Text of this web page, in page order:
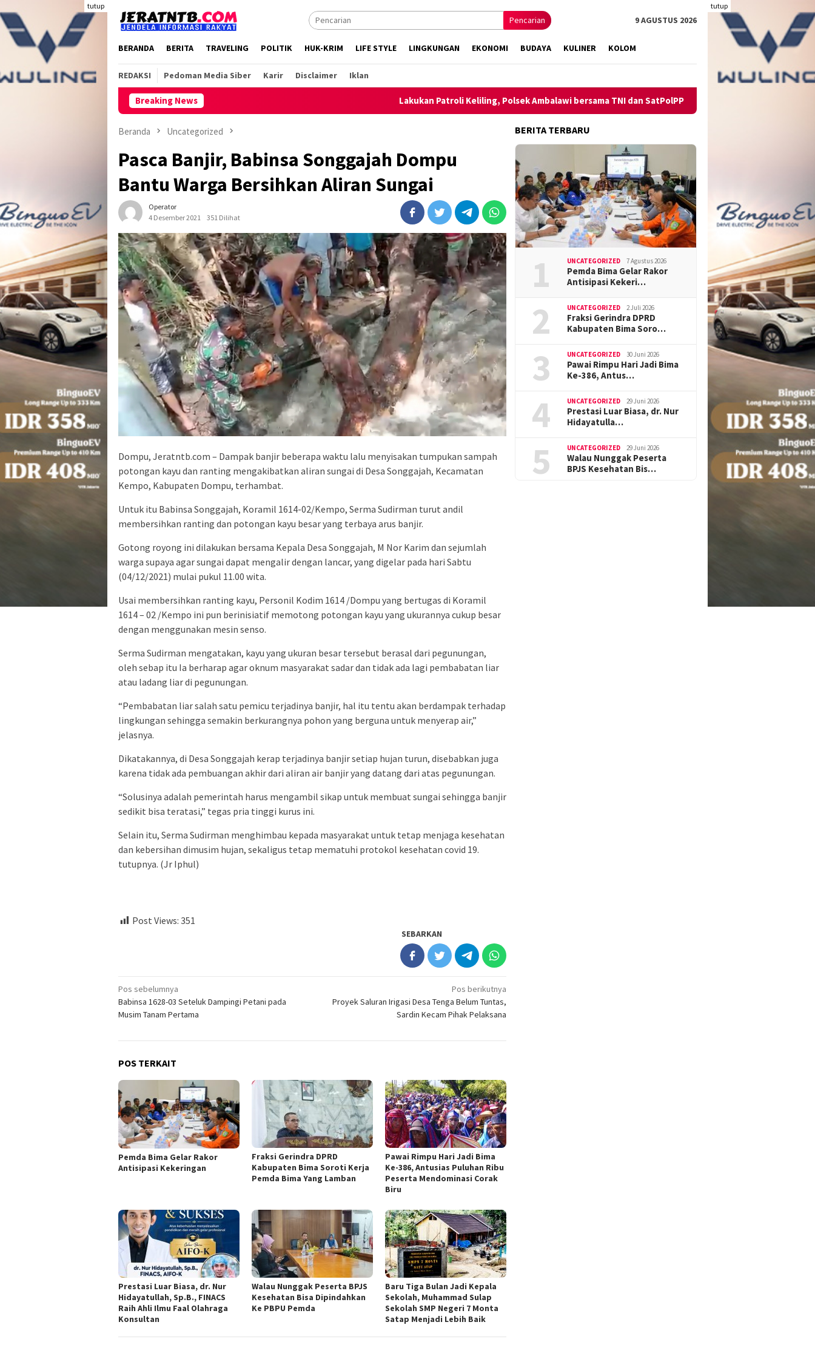
ke
konten
tutup tutup
Pencarian 9 AGUSTUS 2026
BERANDA BERITA TRAVELING POLITIK HUK-KRIM LIFE STYLE LINGKUNGAN EKONOMI BUDAYA KULINER KOLOM
REDAKSI Pedoman Media Siber Karir Disclaimer Iklan
Breaking News Lakukan Patroli Keliling, Polsek Ambalawi bersama TNI dan SatPolPP Sita Minuman Keras
Beranda Uncategorized
Pasca Banjir, Babinsa Songgajah Dompu
Bantu Warga Bersihkan Aliran Sungai
Operator
4 Desember 2021
351 Dilihat
Dompu, Jeratntb.com – Dampak banjir beberapa waktu lalu menyisakan tumpukan sampah
potongan kayu dan ranting mengakibatkan aliran sungai di Desa Songgajah, Kecamatan
Kempo, Kabupaten Dompu, terhambat.
Untuk itu Babinsa Songgajah, Koramil 1614-02/Kempo, Serma Sudirman turut andil
membersihkan ranting dan potongan kayu besar yang terbaya arus banjir.
Gotong royong ini dilakukan bersama Kepala Desa Songgajah, M Nor Karim dan sejumlah
warga supaya agar sungai dapat mengalir dengan lancar, yang digelar pada hari Sabtu
(04/12/2021) mulai pukul 11.00 wita.
Usai membersihkan ranting kayu, Personil Kodim 1614 /Dompu yang bertugas di Koramil
1614 – 02 /Kempo ini pun berinisiatif memotong potongan kayu yang ukurannya cukup besar
dengan menggunakan mesin senso.
Serma Sudirman mengatakan, kayu yang ukuran besar tersebut berasal dari pegunungan,
oleh sebap itu Ia berharap agar oknum masyarakat sadar dan tidak ada lagi pembabatan liar
atau ladang liar di pegunungan.
“Pembabatan liar salah satu pemicu terjadinya banjir, hal itu tentu akan berdampak terhadap
lingkungan sehingga semakin berkurangnya pohon yang berguna untuk menyerap air,”
jelasnya.
Dikatakannya, di Desa Songgajah kerap terjadinya banjir setiap hujan turun, disebabkan juga
karena tidak ada pembuangan akhir dari aliran air banjir yang datang dari atas pegunungan.
“Solusinya adalah pemerintah harus mengambil sikap untuk membuat sungai sehingga banjir
sedikit bisa teratasi,” tegas pria tinggi kurus ini.
Selain itu, Serma Sudirman menghimbau kepada masyarakat untuk tetap menjaga kesehatan
dan kebersihan dimusim hujan, sekaligus tetap mematuhi protokol kesehatan covid 19.
tutupnya. (Jr Iphul)
Post Views: 351
SEBARKAN
Navigasi
pos
Pos sebelumnya
Babinsa 1628-03 Seteluk Dampingi Petani pada
Musim Tanam Pertama
Pos berikutnya
Proyek Saluran Irigasi Desa Tenga Belum Tuntas,
Sardin Kecam Pihak Pelaksana
POS TERKAIT
Pemda Bima Gelar Rakor
Antisipasi Kekeringan
Fraksi Gerindra DPRD
Kabupaten Bima Soroti Kerja
Pemda Bima Yang Lamban
Pawai Rimpu Hari Jadi Bima
Ke-386, Antusias Puluhan Ribu
Peserta Mendominasi Corak
Biru
Prestasi Luar Biasa, dr. Nur
Hidayatullah, Sp.B., FINACS
Raih Ahli Ilmu Faal Olahraga
Konsultan
Walau Nunggak Peserta BPJS
Kesehatan Bisa Dipindahkan
Ke PBPU Pemda
Baru Tiga Bulan Jadi Kepala
Sekolah, Muhammad Sulap
Sekolah SMP Negeri 7 Monta
Satap Menjadi Lebih Baik
BERITA TERBARU
1 UNCATEGORIZED 7 Agustus 2026
Pemda Bima Gelar Rakor
Antisipasi Kekeri…
2 UNCATEGORIZED 2 Juli 2026
Fraksi Gerindra DPRD
Kabupaten Bima Soro…
3 UNCATEGORIZED 30 Juni 2026
Pawai Rimpu Hari Jadi Bima
Ke-386, Antus…
4 UNCATEGORIZED 29 Juni 2026
Prestasi Luar Biasa, dr. Nur
Hidayatulla…
5 UNCATEGORIZED 29 Juni 2026
Walau Nunggak Peserta
BPJS Kesehatan Bis…